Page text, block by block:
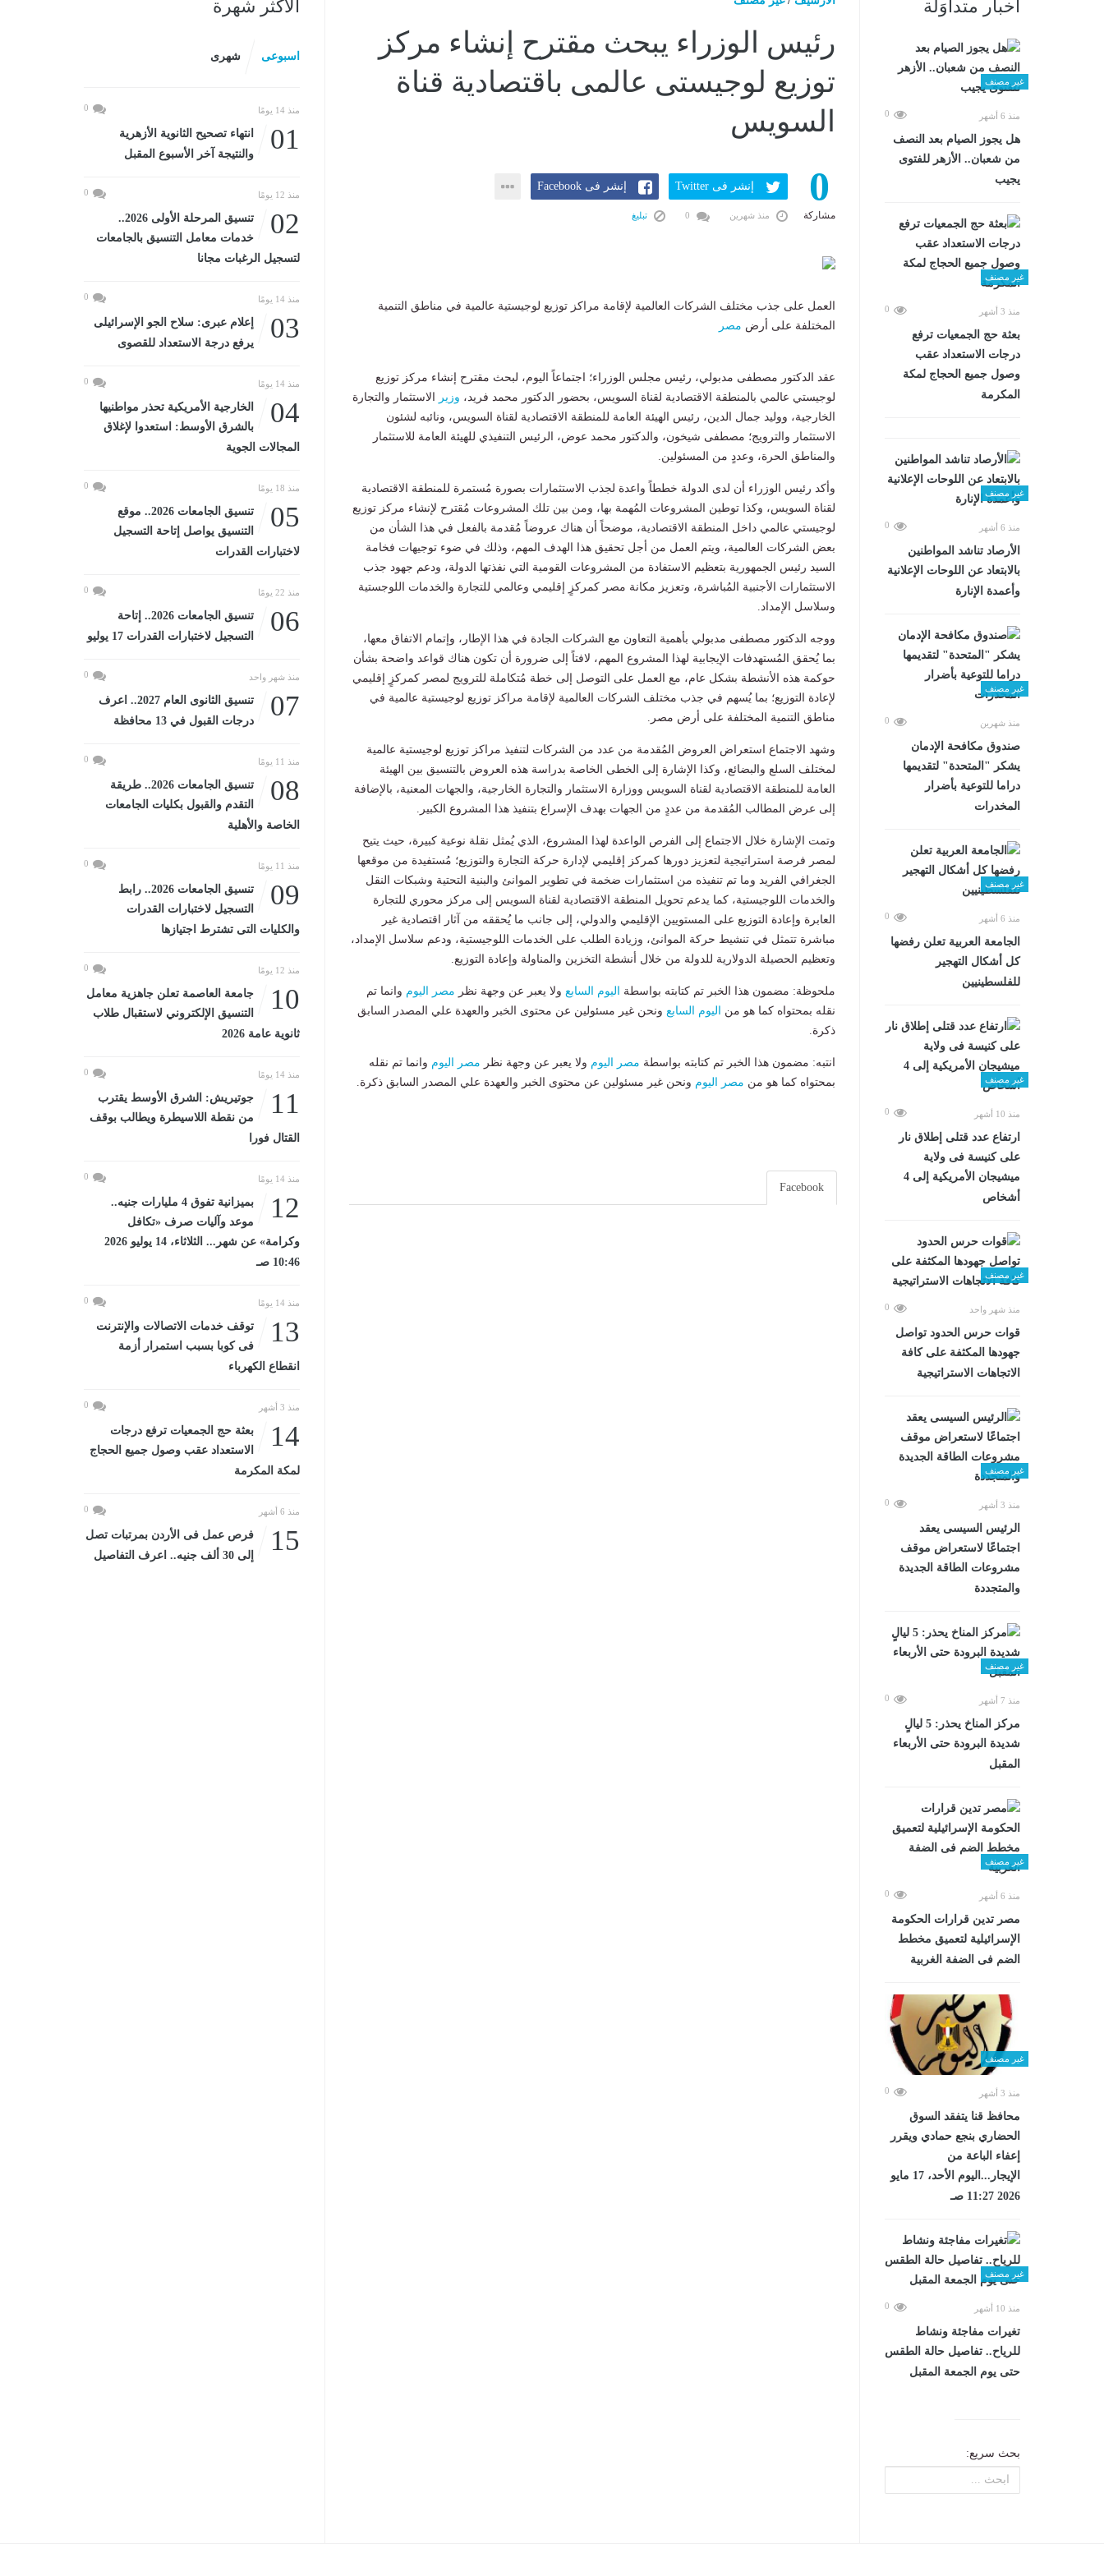
أخبار متداوَلة
غير مصنف
منذ 6 أشهر 0
هل يجوز الصيام بعد النصف
من شعبان.. الأزهر للفتوى
يجيب
غير مصنف
منذ 3 أشهر 0
بعثة حج الجمعيات ترفع
درجات الاستعداد عقب
وصول جميع الحجاج لمكة
المكرمة
غير مصنف
منذ 6 أشهر 0
الأرصاد تناشد المواطنين
بالابتعاد عن اللوحات الإعلانية
وأعمدة الإنارة
غير مصنف
منذ شهرين 0
صندوق مكافحة الإدمان
يشكر "المتحدة" لتقديمها
دراما للتوعية بأضرار
المخدرات
غير مصنف
منذ 6 أشهر 0
الجامعة العربية تعلن رفضها
كل أشكال التهجير
للفلسطينيين
غير مصنف
منذ 10 أشهر 0
ارتفاع عدد قتلى إطلاق نار
على كنيسة فى ولاية
ميشيجان الأمريكية إلى 4
أشخاص
غير مصنف
منذ شهر واحد 0
قوات حرس الحدود تواصل
جهودها المكثفة على كافة
الاتجاهات الاستراتيجية
غير مصنف
منذ 3 أشهر 0
الرئيس السيسى يعقد
اجتماعًا لاستعراض موقف
مشروعات الطاقة الجديدة
والمتجددة
غير مصنف
منذ 7 أشهر 0
مركز المناخ يحذر: 5 ليالٍ
شديدة البرودة حتى الأربعاء
المقبل
غير مصنف
منذ 6 أشهر 0
مصر تدين قرارات الحكومة
الإسرائيلية لتعميق مخطط
الضم فى الضفة الغربية
غير مصنف
منذ 3 أشهر 0
محافظ قنا يتفقد السوق
الحضاري بنجع حمادي ويقرر
إعفاء الباعة من
الإيجار...اليوم الأحد، 17 مايو
2026 11:27 صـ
غير مصنف
منذ 10 أشهر 0
تغيرات مفاجئة ونشاط
للرياح.. تفاصيل حالة الطقس
حتى يوم الجمعة المقبل
بحث سريع:
رئيس الوزراء يبحث مقترح إنشاء مركز
توزيع لوجيستى عالمى باقتصادية قناة
السويس
0
مشاركة
إنشر فى Twitter إنشر فى Facebook
منذ شهرين تبليغ
العمل على جذب مختلف الشركات العالمية لإقامة مراكز توزيع لوجيستية عالمية في مناطق التنمية
المختلفة على أرض مصر
عقد الدكتور مصطفى مدبولي، رئيس مجلس الوزراء؛ اجتماعاً اليوم، لبحث مقترح إنشاء مركز توزيع
لوجيستي عالمي بالمنطقة الاقتصادية لقناة السويس، بحضور الدكتور محمد فريد، وزير
الاستثمار والتجارة
الخارجية، ووليد جمال الدين، رئيس الهيئة العامة للمنطقة الاقتصادية لقناة السويس، ونائبه لشئون
الاستثمار والترويج؛ مصطفى شيخون، والدكتور محمد عوض، الرئيس التنفيذي للهيئة العامة للاستثمار
والمناطق الحرة، وعددٍ من المسئولين.
وأكد رئيس الوزراء أن لدى الدولة خططاً واعدة لجذب الاستثمارات بصورة مُستمرة للمنطقة الاقتصادية
لقناة السويس، وكذا توطين المشروعات المُهمة بها، ومن بين تلك المشروعات مُقترح لإنشاء مركز توزيع
لوجيستي عالمي داخل المنطقة الاقتصادية، موضحاً أن هناك عروضاً مُقدمة بالفعل في هذا الشأن من
بعض الشركات العالمية، ويتم العمل من أجل تحقيق هذا الهدف المهم، وذلك في ضوء توجيهات فخامة
السيد رئيس الجمهورية بتعظيم الاستفادة من المشروعات القومية التي نفذتها الدولة، ودعم جهود جذب
الاستثمارات الأجنبية المُباشرة، وتعزيز مكانة مصر كمركزٍ إقليمي وعالمي للتجارة والخدمات اللوجستية
وسلاسل الإمداد.
ووجه الدكتور مصطفى مدبولي بأهمية التعاون مع الشركات الجادة في هذا الإطار، وإتمام الاتفاق معها،
بما يُحقق المُستهدفات الإيجابية لهذا المشروع المهم، لافتاً إلى ضرورة أن تكون هناك قواعد واضحة بشأن
حوكمة هذه الأنشطة بشكل عام، مع العمل على التوصل إلى خطة مُتكاملة للترويج لمصر كمركزٍ إقليمي
لإعادة التوزيع؛ بما يُسهم في جذب مختلف الشركات العالمية لإقامة مراكز توزيع لوجيستية عالمية في
مناطق التنمية المختلفة على أرض مصر.
وشهد الاجتماع استعراض العروض المُقدمة من عدد من الشركات لتنفيذ مراكز توزيع لوجيستية عالمية
لمختلف السلع والبضائع، وكذا الإشارة إلى الخطى الخاصة بدراسة هذه العروض بالتنسيق بين الهيئة
العامة للمنطقة الاقتصادية لقناة السويس ووزارة الاستثمار والتجارة الخارجية، والجهات المعنية، بالإضافة
إلى عرض المطالب المُقدمة من عددٍ من الجهات بهدف الإسراع بتنفيذ هذا المشروع الكبير.
وتمت الإشارة خلال الاجتماع إلى الفرص الواعدة لهذا المشروع، الذي يُمثل نقلة نوعية كبيرة، حيث يتيح
لمصر فرصة استراتيجية لتعزيز دورها كمركز إقليمي لإدارة حركة التجارة والتوزيع؛ مُستفيدة من موقعها
الجغرافي الفريد وما تم تنفيذه من استثمارات ضخمة في تطوير الموانئ والبنية التحتية وشبكات النقل
والخدمات اللوجيستية، كما يدعم تحويل المنطقة الاقتصادية لقناة السويس إلى مركز محوري للتجارة
العابرة وإعادة التوزيع على المستويين الإقليمي والدولي، إلى جانب ما يُحققه من آثار اقتصادية غير
مباشرة تتمثل في تنشيط حركة الموانئ، وزيادة الطلب على الخدمات اللوجيستية، ودعم سلاسل الإمداد،
وتعظيم الحصيلة الدولارية للدولة من خلال أنشطة التخزين والمناولة وإعادة التوزيع.
ملحوظة: مضمون هذا الخبر تم كتابته بواسطة اليوم السابع ولا يعبر عن وجهة نظر مصر اليوم وانما تم
نقله بمحتواه كما هو من
اليوم السابع ونحن غير مسئولين عن محتوى الخبر والعهدة علي المصدر السابق
ذكرة.
انتبه: مضمون هذا الخبر تم كتابته بواسطة مصر اليوم ولا يعبر عن وجهة نظر مصر اليوم وانما تم نقله
بمحتواه كما هو من مصر اليوم ونحن غير مسئولين عن محتوى الخبر والعهدة علي المصدر السابق ذكرة.
Facebook
الأكثر شهرة
اسبوعى شهرى
منذ 14 يومًا 0
01
انتهاء تصحيح الثانوية الأزهرية
والنتيجة آخر الأسبوع المقبل
منذ 12 يومًا 0
02
تنسيق المرحلة الأولى 2026..
خدمات معامل التنسيق بالجامعات
لتسجيل الرغبات مجانا
منذ 14 يومًا 0
03
إعلام عبرى: سلاح الجو الإسرائيلى
يرفع درجة الاستعداد للقصوى
منذ 14 يومًا 0
04
الخارجية الأمريكية تحذر مواطنيها
بالشرق الأوسط: استعدوا لإغلاق
المجالات الجوية
منذ 18 يومًا 0
05
تنسيق الجامعات 2026.. موقع
التنسيق يواصل إتاحة التسجيل
لاختبارات القدرات
منذ 22 يومًا 0
06
تنسيق الجامعات 2026.. إتاحة
التسجيل لاختبارات القدرات 17 يوليو
منذ شهر واحد 0
07
تنسيق الثانوى العام 2027.. اعرف
درجات القبول في 13 محافظة
منذ 11 يومًا 0
08
تنسيق الجامعات 2026.. طريقة
التقدم والقبول بكليات الجامعات
الخاصة والأهلية
منذ 11 يومًا 0
09
تنسيق الجامعات 2026.. رابط
التسجيل لاختبارات القدرات
والكليات التى تشترط اجتيازها
منذ 12 يومًا 0
10
جامعة العاصمة تعلن جاهزية معامل
التنسيق الإلكتروني لاستقبال طلاب
ثانوية عامة 2026
منذ 14 يومًا 0
11
جوتيريش: الشرق الأوسط يقترب
من نقطة اللاسيطرة ويطالب بوقف
القتال فورا
منذ 14 يومًا 0
12
بميزانية تفوق 4 مليارات جنيه..
موعد وآليات صرف «تكافل
وكرامة» عن شهر... الثلاثاء، 14 يوليو 2026
10:46 صـ
منذ 14 يومًا 0
13
توقف خدمات الاتصالات والإنترنت
فى كوبا بسبب استمرار أزمة
انقطاع الكهرباء
منذ 3 أشهر 0
14
بعثة حج الجمعيات ترفع درجات
الاستعداد عقب وصول جميع الحجاج
لمكة المكرمة
منذ 6 أشهر 0
15
فرص عمل فى الأردن بمرتبات تصل
إلى 30 ألف جنيه.. اعرف التفاصيل